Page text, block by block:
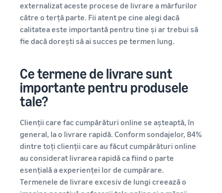
externalizat aceste procese de livrare a mărfurilor
către o terță parte. Fii atent pe cine alegi dacă
calitatea este importantă pentru tine și ar trebui să
fie dacă dorești să ai succes pe termen lung.
Ce termene de livrare sunt
importante pentru produsele
tale?
Clienții care fac cumpărături online se așteaptă, în
general, la o livrare rapidă. Conform sondajelor, 84%
dintre toți clienții care au făcut cumpărături online
au considerat livrarea rapidă ca fiind o parte
esențială a experienței lor de cumpărare.
Termenele de livrare excesiv de lungi creează o